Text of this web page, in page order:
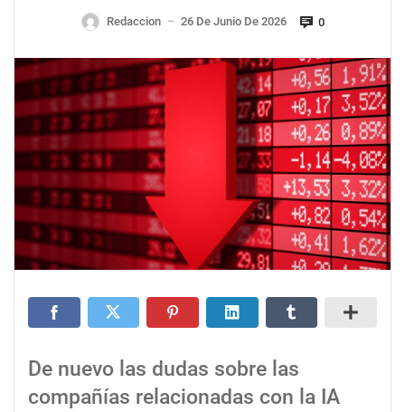
Redaccion — 26 De Junio De 2026 0
De nuevo las dudas sobre las
compañías relacionadas con la IA